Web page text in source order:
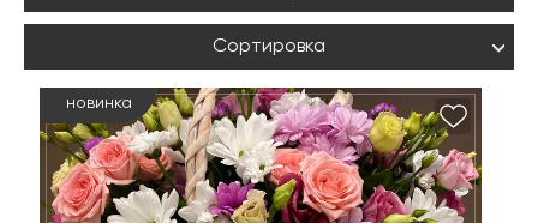
Сортировка
новинка